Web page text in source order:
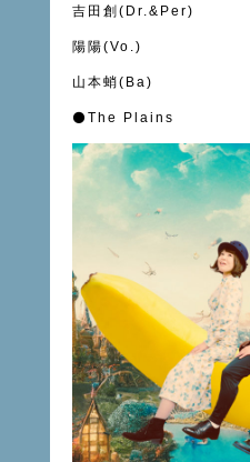
吉田創(Dr.&Per)
陽陽(Vo.)
山本蛸(Ba)
⚫️ The Plains